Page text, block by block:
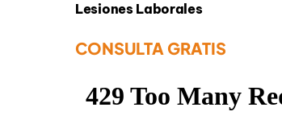
Lesiones Laborales
CONSULTA GRATIS